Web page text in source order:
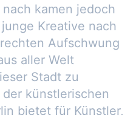
kamen jedoch
Kreative nach
Aufschwung
aller Welt
Stadt zu
künstlerischen
bietet für Künstler,